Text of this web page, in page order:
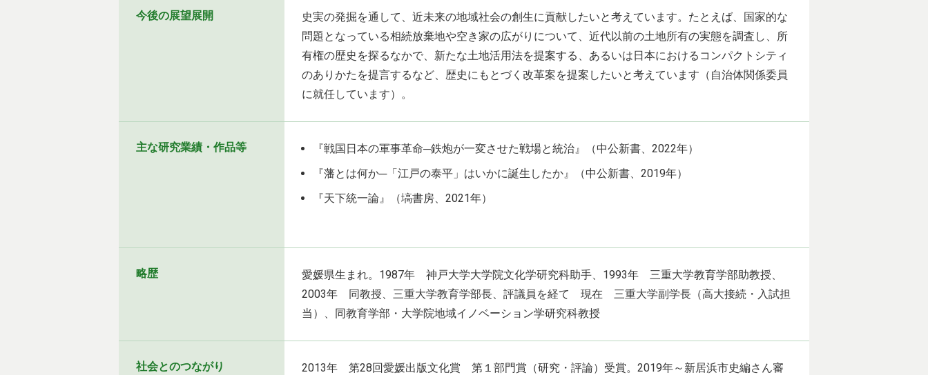
今後の展望展開
史実の発掘を通して、近未来の地域社会の創生に貢献したいと考えています。たとえば、国家的な
問題となっている相続放棄地や空き家の広がりについて、近代以前の土地所有の実態を調査し、所
有権の歴史を探るなかで、新たな土地活用法を提案する、あるいは日本におけるコンパクトシティ
のありかたを提言するなど、歴史にもとづく改革案を提案したいと考えています（自治体関係委員
に就任しています）。
主な研究業績・作品等
『戦国日本の軍事革命─鉄炮が一変させた戦場と統治』（中公新書、2022年）
『藩とは何か─「江戸の泰平」はいかに誕生したか』（中公新書、2019年）
『天下統一論』（塙書房、2021年）
略歴
愛媛県生まれ。1987年 神戸大学大学院文化学研究科助手、1993年 三重大学教育学部助教授、
2003年 同教授、三重大学教育学部長、評議員を経て 現在 三重大学副学長（高大接続・入試担
当）、同教育学部・大学院地域イノベーション学研究科教授
社会とのつながり
2013年 第28回愛媛出版文化賞 第１部門賞（研究・評論）受賞。2019年～新居浜市史編さん審